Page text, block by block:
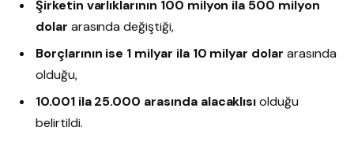
Şirketin varlıklarının 100 milyon ila 500 milyon
dolar arasında değiştiği,
Borçlarının ise 1 milyar ila 10 milyar dolar arasında
olduğu,
10.001 ila 25.000 arasında alacaklısıolduğu
belirtildi.